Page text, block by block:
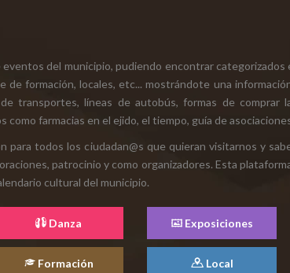
eventos del municipio, pudiendo encontrar
formación, locales, etc... mostrándote una
transportes, líneas de autobús, formas de
farmacias en el ejido, el tiempo, guía de
para todos los ciudadan@s que quieran visitarnos y
patrocinio y como organizadores. Esta
cultural del municipio.
Danza Exposiciones
Formación Local